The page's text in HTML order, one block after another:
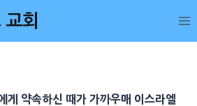
회
게 약속하신 때가 가까우매 이스라엘